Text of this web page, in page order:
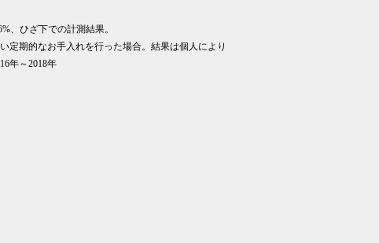
、ひざ下での計測結果。
定期的なお手入れを行った場合。結果は個人により
年～2018年